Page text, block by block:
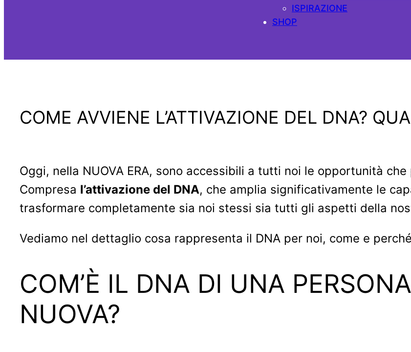
ISPIRAZIONE
SHOP
COME AVVIENE L’ATTIVAZIONE DEL DNA?
Oggi, nella NUOVA ERA, sono accessibili a tutti noi le opportunità
Compresa l’attivazione del DNA, che amplia significativamente le
trasformare completamente sia noi stessi sia tutti gli aspetti della
Vediamo nel dettaglio cosa rappresenta il DNA per noi, come e
COM’È IL DNA DI UNA
NUOVA?